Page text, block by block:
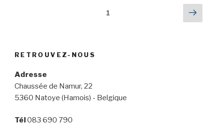
1
Next
RETROUVEZ-NOUS
Adresse
Chaussée de Namur, 22
5360 Natoye (Hamois) - Belgique
Tél083 690 790